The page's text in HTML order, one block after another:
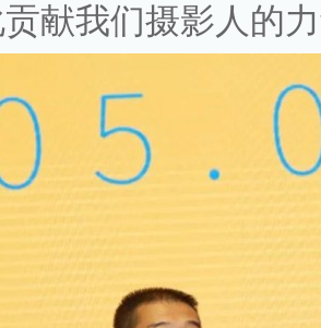
献我们摄影人的